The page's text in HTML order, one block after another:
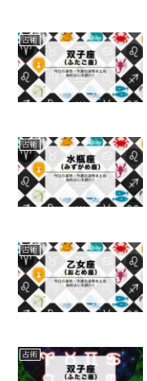
占術
占術
占術
占術